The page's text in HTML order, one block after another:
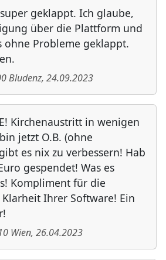
geklappt. Ich glaube,
über die Plattform und
ohne Probleme geklappt.
Bludenz, 24.09.2023
Kirchenaustritt in wenigen
jetzt O.B. (ohne
es nix zu verbessern! Hab
gespendet! Was es
Kompliment für die
Ihrer Software! Ein
Wien, 26.04.2023